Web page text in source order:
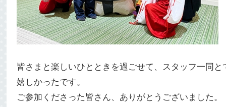
皆さまと楽しいひとときを過ごせて、スタッフ一同と
嬉しかったです。
ご参加くださった皆さん、ありがとうございました。